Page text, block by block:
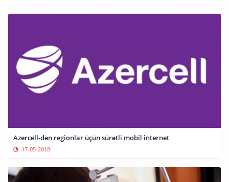
Azercell-dən regionlar üçün sürətli mobil internet
17-05-2018